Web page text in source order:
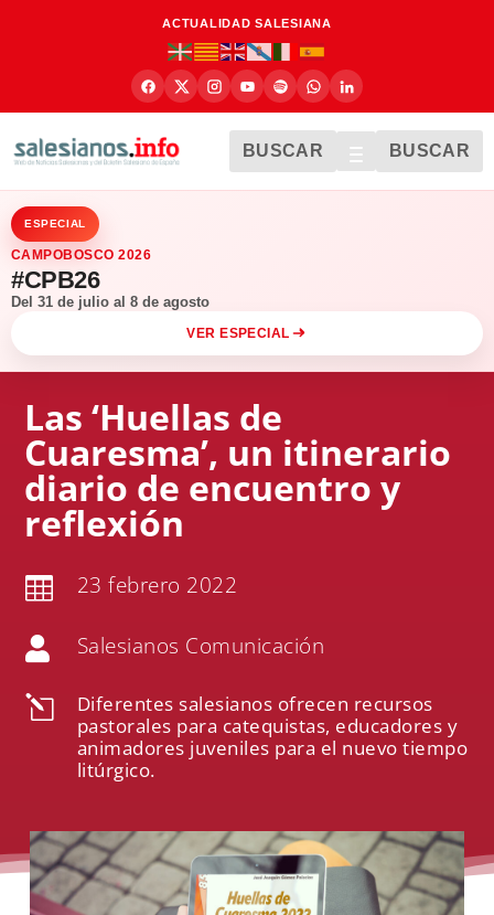
ACTUALIDAD SALESIANA
BUSCAR BUSCAR
ESPECIAL
CAMPOBOSCO 2026
#CPB26
Del 31 de julio al 8 de agosto
VER ESPECIAL
Las ‘Huellas de
Cuaresma’, un itinerario
diario de encuentro y
reflexión
 23 febrero 2022
 Salesianos Comunicación
l
Diferentes salesianos ofrecen recursos
pastorales para catequistas, educadores y
animadores juveniles para el nuevo tiempo
litúrgico.